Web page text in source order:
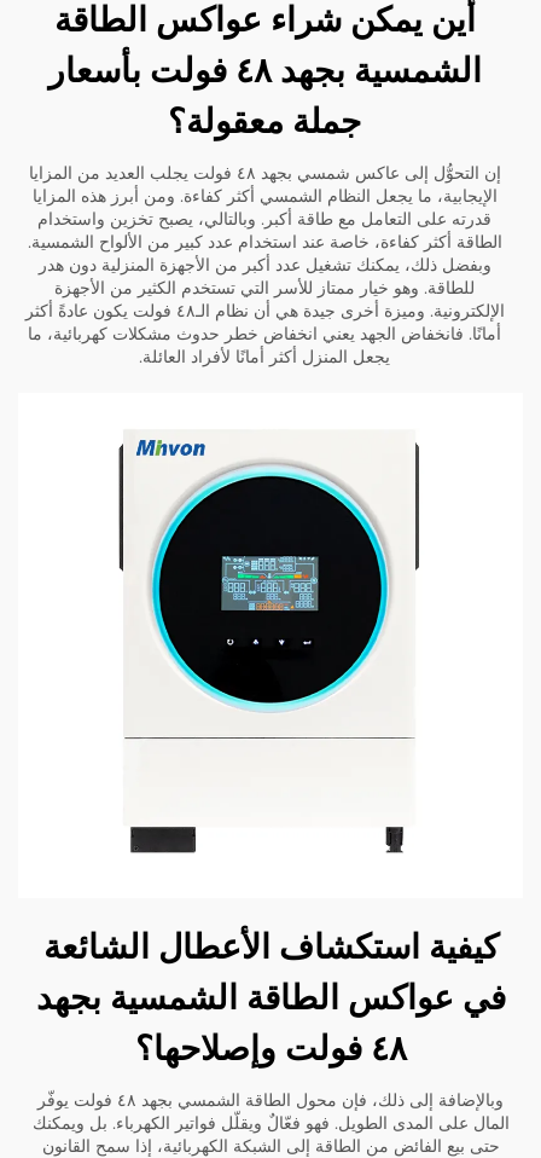
أين يمكن شراء عواكس الطاقة
الشمسية بجهد ٤٨ فولت بأسعار
جملة معقولة؟
إن التحوُّل إلى عاكس شمسي بجهد ٤٨ فولت يجلب العديد من المزايا
الإيجابية، ما يجعل النظام الشمسي أكثر كفاءة. ومن أبرز هذه المزايا
قدرته على التعامل مع طاقة أكبر. وبالتالي، يصبح تخزين واستخدام
الطاقة أكثر كفاءة، خاصة عند استخدام عدد كبير من الألواح الشمسية.
وبفضل ذلك، يمكنك تشغيل عدد أكبر من الأجهزة المنزلية دون هدر
للطاقة. وهو خيار ممتاز للأسر التي تستخدم الكثير من الأجهزة
الإلكترونية. وميزة أخرى جيدة هي أن نظام الـ٤٨ فولت يكون عادةً أكثر
أمانًا. فانخفاض الجهد يعني انخفاض خطر حدوث مشكلات كهربائية، ما
يجعل المنزل أكثر أمانًا لأفراد العائلة.
كيفية استكشاف الأعطال الشائعة
في عواكس الطاقة الشمسية بجهد
٤٨ فولت وإصلاحها؟
وبالإضافة إلى ذلك، فإن محول الطاقة الشمسي بجهد ٤٨ فولت يوفّر
المال على المدى الطويل. فهو فعّالٌ ويقلّل فواتير الكهرباء. بل ويمكنك
حتى بيع الفائض من الطاقة إلى الشبكة الكهربائية، إذا سمح القانون